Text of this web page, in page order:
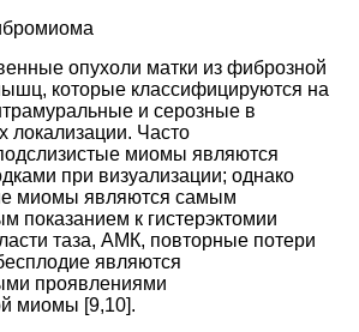
опухоли матки из фиброзной
которые классифицируются на
и серозные в
локализации. Часто
миомы являются
при визуализации; однако
миомы являются самым
показанием к гистерэктомии
таза, АМК, повторные потери
являются
проявлениями
миомы [9,10].